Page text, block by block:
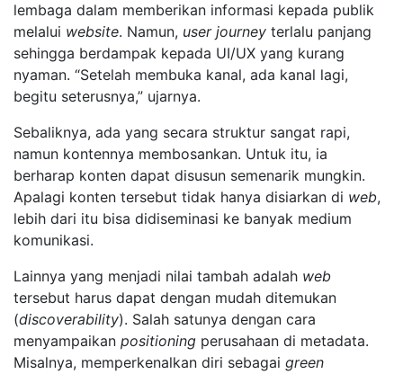
lembaga dalam memberikan informasi kepada publik
melalui website. Namun, user journey terlalu panjang
sehingga berdampak kepada UI/UX yang kurang
nyaman. “Setelah membuka kanal, ada kanal lagi,
begitu seterusnya,” ujarnya.
Sebaliknya, ada yang secara struktur sangat rapi,
namun kontennya membosankan. Untuk itu, ia
berharap konten dapat disusun semenarik mungkin.
Apalagi konten tersebut tidak hanya disiarkan di web,
lebih dari itu bisa didiseminasi ke banyak medium
komunikasi.
Lainnya yang menjadi nilai tambah adalah web
tersebut harus dapat dengan mudah ditemukan
(discoverability). Salah satunya dengan cara
menyampaikan positioning perusahaan di metadata.
Misalnya, memperkenalkan diri sebagai green